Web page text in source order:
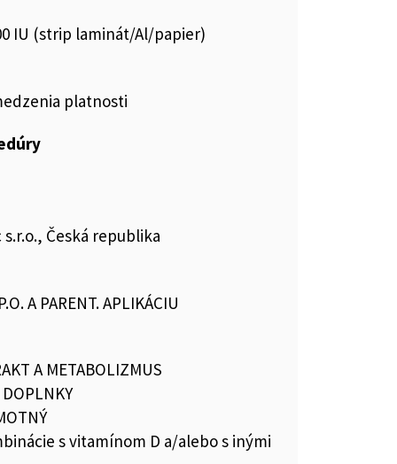
IU (strip laminát/Al/papier)
platnosti
Česká republika
A PARENT. APLIKÁCIU
A METABOLIZMUS
s vitamínom D a/alebo s inými